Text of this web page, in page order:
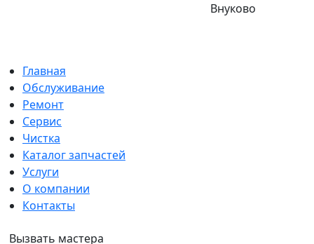
Внуково
Главная
Обслуживание
Ремонт
Сервис
Чистка
Каталог запчастей
Услуги
О компании
Контакты
Вызвать мастера